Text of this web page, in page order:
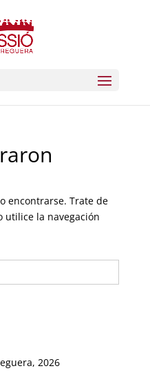
encontrarse. Trate de
utilice la navegación
2026